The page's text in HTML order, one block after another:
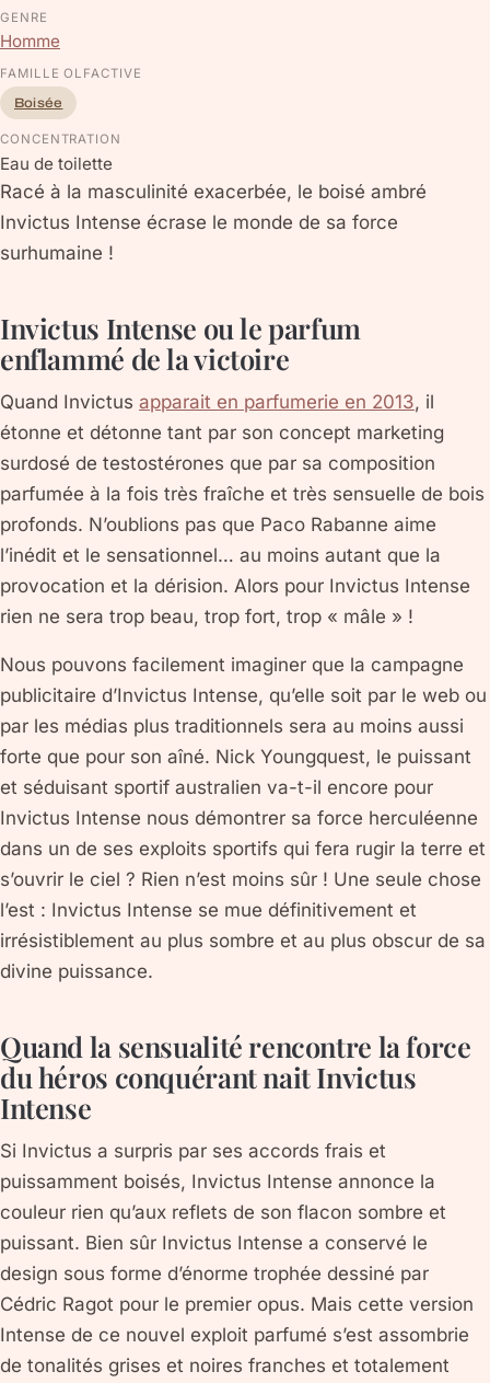
GENRE
Homme
FAMILLE OLFACTIVE
Boisée
CONCENTRATION
Eau de toilette
Racé à la masculinité exacerbée, le boisé ambré
Invictus Intense écrase le monde de sa force
surhumaine !
Invictus Intense ou le parfum
enflammé de la victoire
Quand Invictus apparait en parfumerie en 2013, il
étonne et détonne tant par son concept marketing
surdosé de testostérones que par sa composition
parfumée à la fois très fraîche et très sensuelle de bois
profonds. N’oublions pas que Paco Rabanne aime
l’inédit et le sensationnel… au moins autant que la
provocation et la dérision. Alors pour Invictus Intense
rien ne sera trop beau, trop fort, trop « mâle » !
Nous pouvons facilement imaginer que la campagne
publicitaire d’Invictus Intense, qu’elle soit par le web ou
par les médias plus traditionnels sera au moins aussi
forte que pour son aîné. Nick Youngquest, le puissant
et séduisant sportif australien va-t-il encore pour
Invictus Intense nous démontrer sa force herculéenne
dans un de ses exploits sportifs qui fera rugir la terre et
s’ouvrir le ciel ? Rien n’est moins sûr ! Une seule chose
l’est : Invictus Intense se mue définitivement et
irrésistiblement au plus sombre et au plus obscur de sa
divine puissance.
Quand la sensualité rencontre la force
du héros conquérant nait Invictus
Intense
Si Invictus a surpris par ses accords frais et
puissamment boisés, Invictus Intense annonce la
couleur rien qu’aux reflets de son flacon sombre et
puissant. Bien sûr Invictus Intense a conservé le
design sous forme d’énorme trophée dessiné par
Cédric Ragot pour le premier opus. Mais cette version
Intense de ce nouvel exploit parfumé s’est assombrie
de tonalités grises et noires franches et totalement